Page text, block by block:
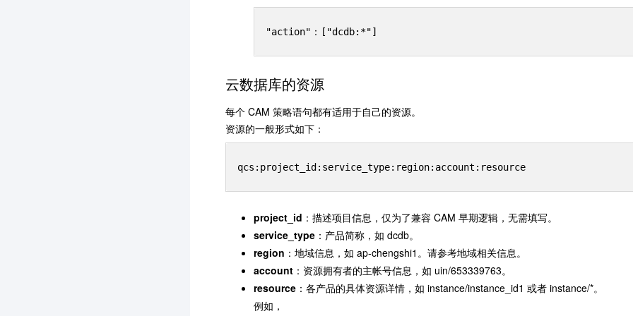
云数据库的资源
每个 CAM 策略语句都有适用于自己的资源。
资源的一般形式如下：
qcs:project_id:service_type:region:account:resource
project_id ：描述项目信息，仅为了兼容 CAM 早期逻辑，无需填写。
service_type：产品简称，如 dcdb。
region ：地域信息，如 ap-chengshi1。请参考地域相关信息。
account：资源拥有者的主帐号信息，如 uin/653339763。
resource：各产品的具体资源详情，如 instance/instance_id1 或者 instance/*。
例如，